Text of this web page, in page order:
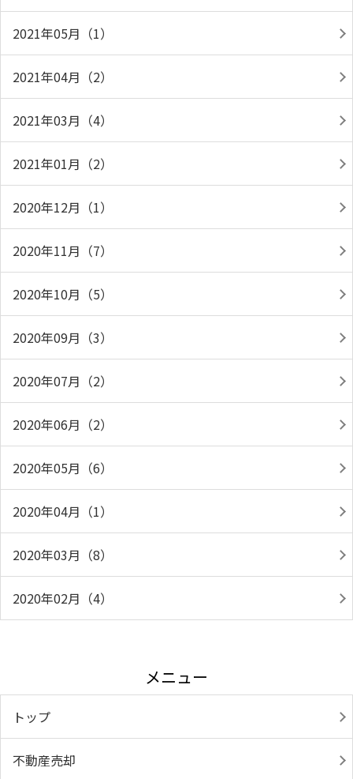
2021年05月（1）
2021年04月（2）
2021年03月（4）
2021年01月（2）
2020年12月（1）
2020年11月（7）
2020年10月（5）
2020年09月（3）
2020年07月（2）
2020年06月（2）
2020年05月（6）
2020年04月（1）
2020年03月（8）
2020年02月（4）
メニュー
トップ
不動産売却